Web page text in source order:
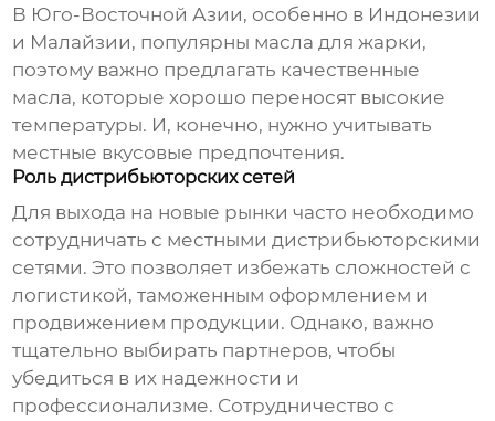
В Юго-Восточной Азии, особенно в Индонезии
и Малайзии, популярны масла для жарки,
поэтому важно предлагать качественные
масла, которые хорошо переносят высокие
температуры. И, конечно, нужно учитывать
местные вкусовые предпочтения.
Роль дистрибьюторских сетей
Для выхода на новые рынки часто необходимо
сотрудничать с местными дистрибьюторскими
сетями. Это позволяет избежать сложностей с
логистикой, таможенным оформлением и
продвижением продукции. Однако, важно
тщательно выбирать партнеров, чтобы
убедиться в их надежности и
профессионализме. Сотрудничество с